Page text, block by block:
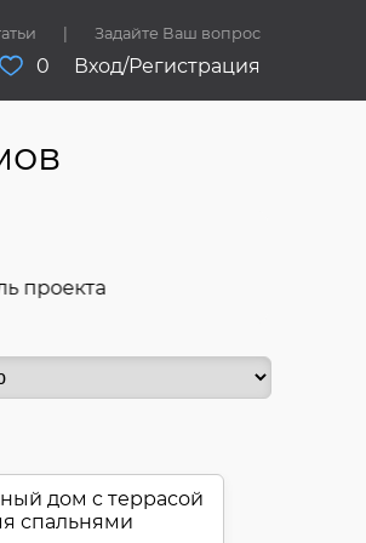
Задайте Ваш вопрос
0 Вход/Регистрация
проекта
дом c террасой
спальнями